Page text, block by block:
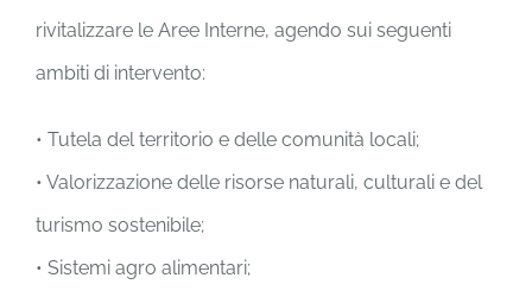
rivitalizzare le Aree Interne, agendo sui seguenti
ambiti di intervento:
• Tutela del territorio e delle comunità locali;
• Valorizzazione delle risorse naturali, culturali e del
turismo sostenibile;
• Sistemi agro alimentari;